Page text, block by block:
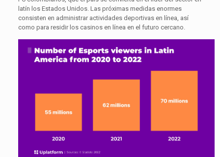
latín los Estados Unidos. Las próximas medidas enormes
consisten en administrar actividades deportivas en línea, así
como para residir los casinos en línea en el futuro cercano.